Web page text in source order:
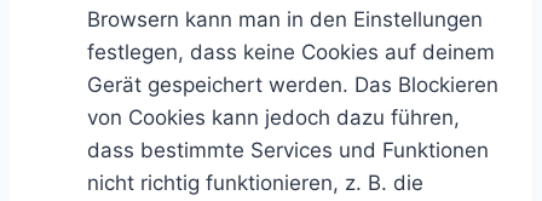
Browsern kann man in den Einstellungen
festlegen, dass keine Cookies auf deinem
Gerät gespeichert werden. Das Blockieren
von Cookies kann jedoch dazu führen,
dass bestimmte Services und Funktionen
nicht richtig funktionieren, z. B. die